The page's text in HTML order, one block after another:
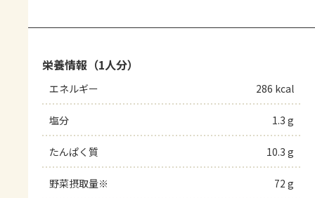
栄養情報（1人分）
エネルギー 286 kcal
塩分 1.3 g
たんぱく質 10.3 g
野菜摂取量※ 72 g